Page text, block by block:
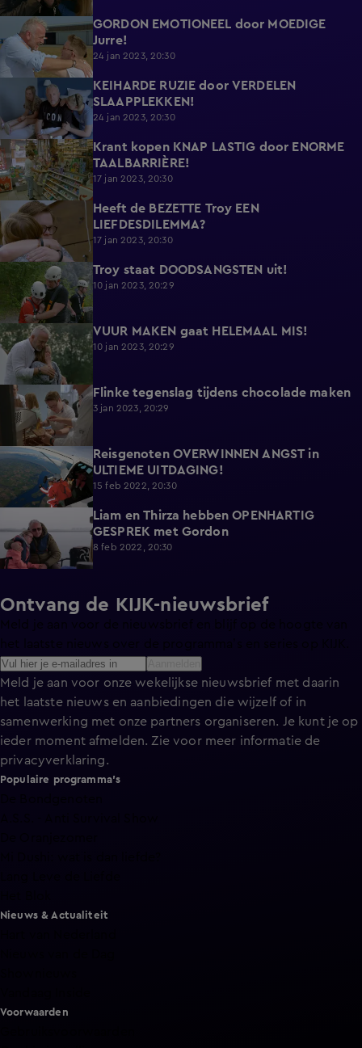
7:05
GORDON EMOTIONEEL door MOEDIGE
Jurre!
24 jan 2023, 20:30
KEIHARDE RUZIE door VERDELEN
SLAAPPLEKKEN!
24 jan 2023, 20:30
11:51
Krant kopen KNAP LASTIG door ENORME
TAALBARRIÈRE!
17 jan 2023, 20:30
5:48
Heeft de BEZETTE Troy EEN
LIEFDESDILEMMA?
17 jan 2023, 20:30
Troy staat DOODSANGSTEN uit!
10 jan 2023, 20:29
5:05 VUUR MAKEN gaat HELEMAAL MIS!
10 jan 2023, 20:29
6:30 Flinke tegenslag tijdens chocolade maken
3 jan 2023, 20:29
14:34
Reisgenoten OVERWINNEN ANGST in
ULTIEME UITDAGING!
15 feb 2022, 20:30
Liam en Thirza hebben OPENHARTIG
GESPREK met Gordon
8 feb 2022, 20:30
Ontvang de KIJK-nieuwsbrief
Meld je aan voor de nieuwsbrief en blijf op de hoogte van
Meld je aan voor onze wekelijkse nieuwsbrief met daarin
het laatste nieuws en aanbiedingen die wijzelf of in
samenwerking met onze partners organiseren. Je kunt je op
ieder moment afmelden. Zie voor meer informatie de
privacyverklaring.
Populaire programma's
Nieuws & Actualiteit
Voorwaarden